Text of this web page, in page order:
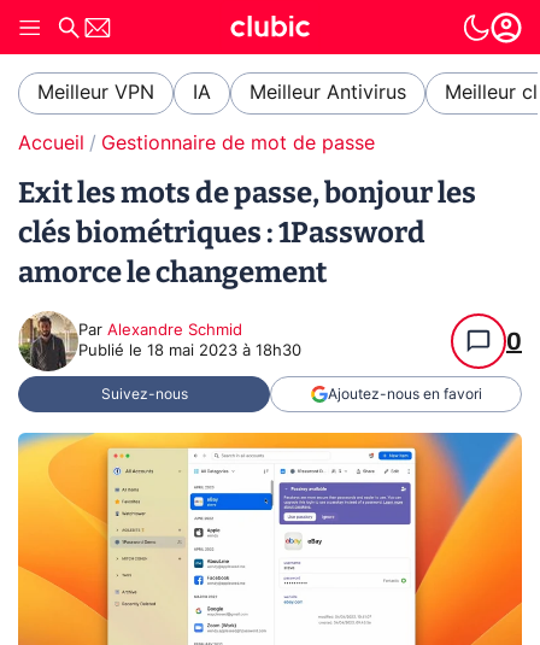
Meilleur VPN IA Meilleur Antivirus Meilleur
Accueil Gestionnaire de mot de passe
Exit les mots de passe, bonjour les
clés biométriques : 1Password
amorce le changement
Par Alexandre Schmid
Publié le 18 mai 2023 à 18h30 0
Suivez-nous Ajoutez-nous en favori